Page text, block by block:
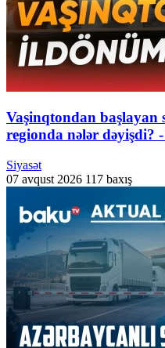
Vaşinqtondan
regionda nələr dəyişdi?
Siyasət
07 avqust 2026 117 baxış